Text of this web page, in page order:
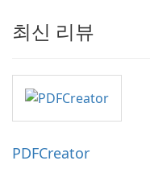
최신 리뷰
PDFCreator